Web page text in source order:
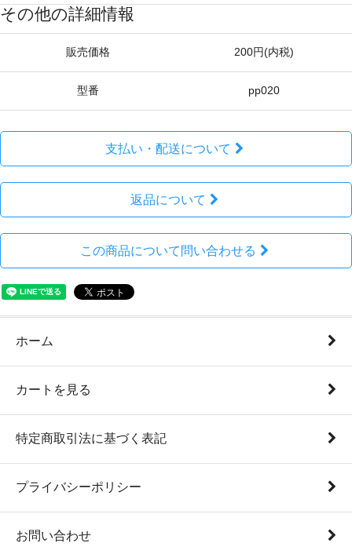
その他の詳細情報
販売価格 200円(内税)
型番 pp020
支払い・配送について
返品について
この商品について問い合わせる
ホーム
カートを見る
特定商取引法に基づく表記
プライバシーポリシー
お問い合わせ